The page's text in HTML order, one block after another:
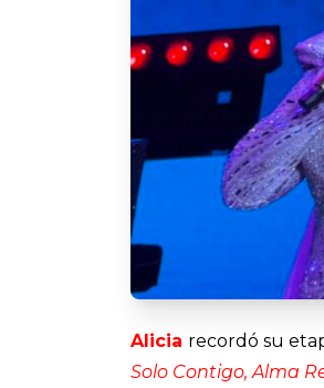
Alicia recordó su
Solo Contigo, Alma